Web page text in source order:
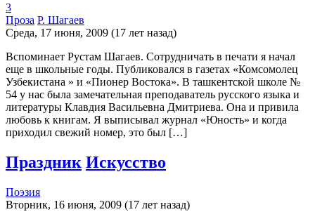
3
Проза Р. Шагаев
Среда, 17 июня, 2009 (17 лет назад)
Вспоминает Рустам Шагаев. Сотрудничать в печати я начал
еще в школьные годы. Публиковался в газетах «Комсомолец
Узбекистана » и «Пионер Востока». В ташкентской школе №
54 у нас была замечательная преподаватель русского языка и
литературы Клавдия Васильевна Дмитриева. Она и привила
любовь к книгам. Я выписывал журнал «Юность» и когда
приходил свежий номер, это был […]
Праздник Искусство
Поэзия
Вторник, 16 июня, 2009 (17 лет назад)